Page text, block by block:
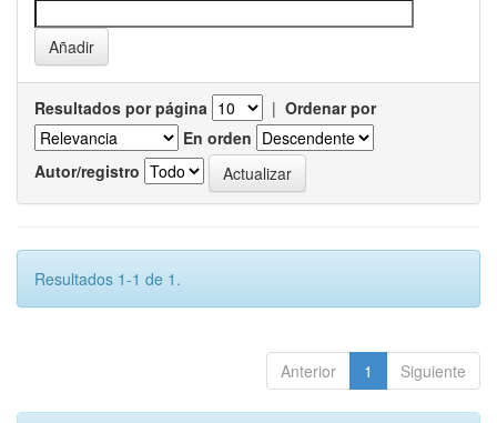
Resultados por página | Ordenar por
En orden
Autor/registro
Resultados 1-1 de 1.
Anterior 1 Siguiente